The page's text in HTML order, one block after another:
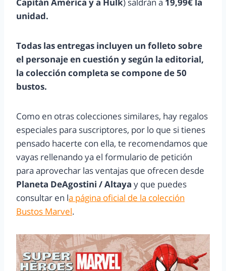
unidad.
Todas las entregas incluyen un folleto sobre
el personaje en cuestión y según la editorial,
la colección completa se compone de 50
bustos.
Como en otras colecciones similares, hay regalos
especiales para suscriptores, por lo que si tienes
pensado hacerte con ella, te recomendamos que
vayas rellenando ya el formulario de petición
para aprovechar las ventajas que ofrecen desde
Planeta DeAgostini / Altaya y que puedes
consultar en la página oficial de la colección
Bustos Marvel.